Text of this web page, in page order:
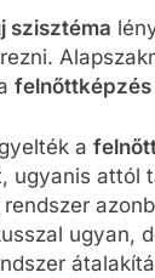
szisztéma
felnőttképzés
a
ugyanis attól
ugyan,